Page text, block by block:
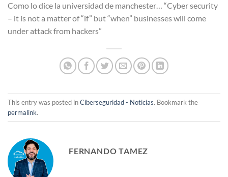
Como lo dice la universidad de manchester… “Cyber security
– it is not a matter of “if” but “when” businesses will come
under attack from hackers”
This entry was posted inCiberseguridad - Noticias. Bookmark the
permalink.
FERNANDO TAMEZ